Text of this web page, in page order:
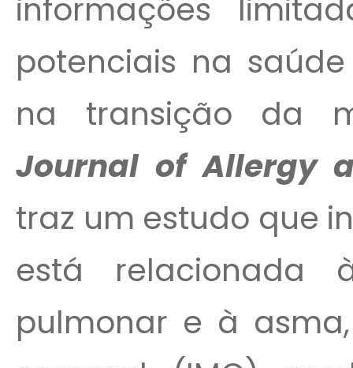
informações
potenciais na
na transição da
Journal of Allergy
traz um estudo que
está relacionada
pulmonar e à